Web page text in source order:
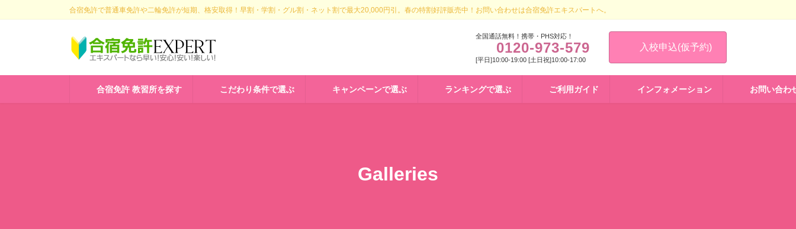
ン
ビ
合宿免許で普通車免許や二輪免許が短期、格安取得！早割・学割・グル割・ネット割で最大20,000円引。春の特割好評販売中！お問い合わせは合宿免許エキスパートへ。
全国通話無料！携帯・PHS対応！
0120-973-579
[平日]10:00-19:00 [土日祝]10:00-17:00
入校申込(仮予約)
合宿免許 教習所を探す こだわり条件で選ぶ キャンペーンで選ぶ ランキングで選ぶ ご利用ガイド インフォメーション お問い合わ
Galleries